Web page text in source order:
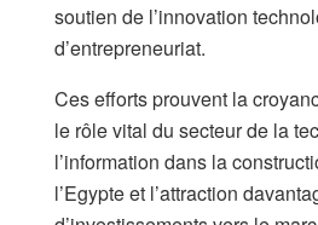
soutien de l’innovation
d’entrepreneuriat.
Ces efforts prouvent la
le rôle vital du secteur de la
l’information dans la
l’Egypte et l’attraction